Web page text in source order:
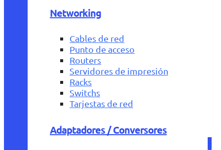
Networking
Cables de red
Punto de acceso
Routers
Servidores de impresión
Racks
Switchs
Tarjestas de red
Adaptadores / Conversores